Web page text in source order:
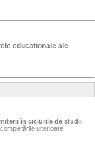
educaționale ale
în ciclurile de studii
ulterioare